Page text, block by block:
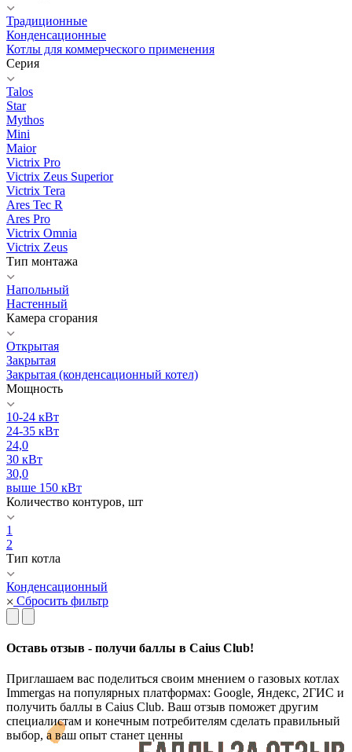
Традиционные
Конденсационные
Котлы для коммерческого применения
Серия
Talos
Star
Mythos
Mini
Maior
Victrix Pro
Victrix Zeus Superior
Victrix Tera
Ares Tec R
Ares Pro
Victrix Omnia
Victrix Zeus
Тип монтажа
Напольный
Настенный
Камера сгорания
Открытая
Закрытая
Закрытая (конденсационный котел)
Мощность
10-24 кВт
24-35 кВт
24,0
30 кВт
30,0
выше 150 кВт
Количество контуров, шт
1
2
Тип котла
Конденсационный
Сбросить фильтр
Оставь отзыв - получи баллы в Caius Club!
Приглашаем вас поделиться своим мнением о газовых котлах
Immergas на популярных платформах: Google, Яндекс, 2ГИС и
получить баллы в Caius Club. Ваш отзыв поможет другим
специалистам и конечным потребителям сделать правильный
выбор, а ваш опыт станет ценны